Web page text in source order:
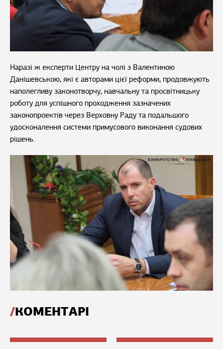
Наразі ж експерти Центру на чолі з Валентиною
Данішевською, які є авторами цієї реформи, продовжують
наполегливу законотворчу, навчальну та просвітницьку
роботу для успішного проходження зазначених
законопроектів через Верховну Раду та подальшого
удосконалення системи примусового виконання судових
рішень.
КОМЕНТАРІ